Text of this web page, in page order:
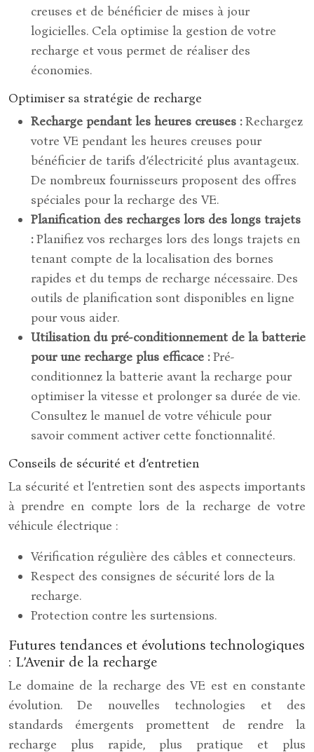
creuses et de bénéficier de mises à jour
logicielles. Cela optimise la gestion de votre
recharge et vous permet de réaliser des
économies.
Optimiser sa stratégie de recharge
Recharge pendant les heures creuses :Rechargez
votre VE pendant les heures creuses pour
bénéficier de tarifs d’électricité plus avantageux.
De nombreux fournisseurs proposent des offres
spéciales pour la recharge des VE.
Planification des recharges lors des longs trajets
:Planifiez vos recharges lors des longs trajets en
tenant compte de la localisation des bornes
rapides et du temps de recharge nécessaire. Des
outils de planification sont disponibles en ligne
pour vous aider.
Utilisation du pré-conditionnement de la batterie
pour une recharge plus efficace :Pré-
conditionnez la batterie avant la recharge pour
optimiser la vitesse et prolonger sa durée de vie.
Consultez le manuel de votre véhicule pour
savoir comment activer cette fonctionnalité.
Conseils de sécurité et d’entretien
La sécurité et l’entretien sont des aspects importants
à prendre en compte lors de la recharge de votre
véhicule électrique :
Vérification régulière des câbles et connecteurs.
Respect des consignes de sécurité lors de la
recharge.
Protection contre les surtensions.
Futures tendances et évolutions technologiques
: L’Avenir de la recharge
Le domaine de la recharge des VE est en constante
évolution. De nouvelles technologies et des
standards émergents promettent de rendre la
recharge plus rapide, plus pratique et plus